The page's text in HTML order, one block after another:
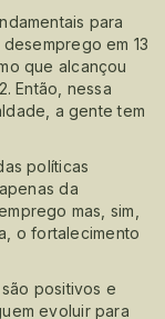
para
em 13
que alcançou
Então, nessa
a gente tem
políticas
da
mas, sim,
o fortalecimento
positivos e
evoluir para